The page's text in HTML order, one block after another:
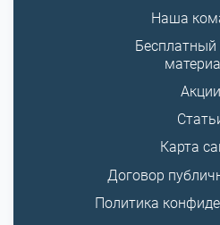
Наша
Бесплатный
Акции
Карта
Договор
Политика